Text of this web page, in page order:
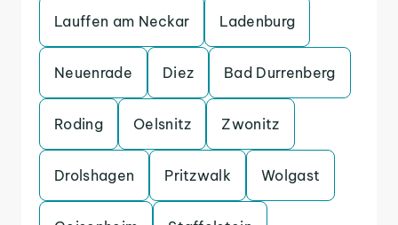
Lauffen am Neckar Ladenburg
Neuenrade Diez Bad Durrenberg
Roding Oelsnitz Zwonitz
Drolshagen Pritzwalk Wolgast